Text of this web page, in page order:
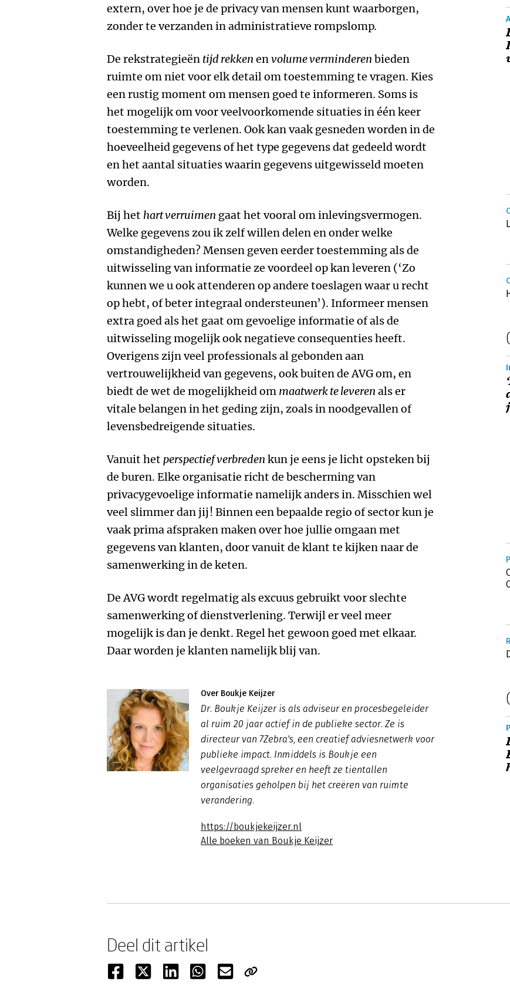
extern, over hoe je de privacy van mensen kunt waarborgen,
zonder te verzanden in administratieve rompslomp.
De rekstrategieën tijd rekken envolume verminderen bieden
ruimte om niet voor elk detail om toestemming te vragen. Kies
een rustig moment om mensen goed te informeren. Soms is
het mogelijk om voor veelvoorkomende situaties in één keer
toestemming te verlenen. Ook kan vaak gesneden worden in de
hoeveelheid gegevens of het type gegevens dat gedeeld wordt
en het aantal situaties waarin gegevens uitgewisseld moeten
worden.
Bij het hart verruimen gaat het vooral om inlevingsvermogen.
Welke gegevens zou ik zelf willen delen en onder welke
omstandigheden? Mensen geven eerder toestemming als de
uitwisseling van informatie ze voordeel op kan leveren (‘Zo
kunnen we u ook attenderen op andere toeslagen waar u recht
op hebt, of beter integraal ondersteunen’). Informeer mensen
extra goed als het gaat om gevoelige informatie of als de
uitwisseling mogelijk ook negatieve consequenties heeft.
Overigens zijn veel professionals al gebonden aan
vertrouwelijkheid van gegevens, ook buiten de AVG om, en
biedt de wet de mogelijkheid om maatwerk te leveren als er
vitale belangen in het geding zijn, zoals in noodgevallen of
levensbedreigende situaties.
Vanuit het perspectief verbreden kun je eens je licht opsteken bij
de buren. Elke organisatie richt de bescherming van
privacygevoelige informatie namelijk anders in. Misschien wel
veel slimmer dan jij! Binnen een bepaalde regio of sector kun je
vaak prima afspraken maken over hoe jullie omgaan met
gegevens van klanten, door vanuit de klant te kijken naar de
samenwerking in de keten.
De AVG wordt regelmatig als excuus gebruikt voor slechte
samenwerking of dienstverlening. Terwijl er veel meer
mogelijk is dan je denkt. Regel het gewoon goed met elkaar.
Daar worden je klanten namelijk blij van.
Over Boukje Keijzer
Dr. Boukje Keijzer is als adviseur en procesbegeleider
al ruim 20 jaar actief in de publieke sector. Ze is
directeur van 7Zebra's, een creatief adviesnetwerk voor
publieke impact. Inmiddels is Boukje een
veelgevraagd spreker en heeft ze tientallen
organisaties geholpen bij het creëren van ruimte
verandering.
https://boukjekeijzer.nl
Alle boeken van Boukje Keijzer
Deel dit artikel